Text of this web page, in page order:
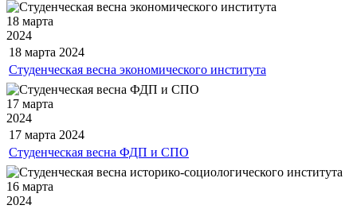
18 марта
2024
18 марта 2024
Студенческая весна экономического института
17 марта
2024
17 марта 2024
Студенческая весна ФДП и СПО
16 марта
2024